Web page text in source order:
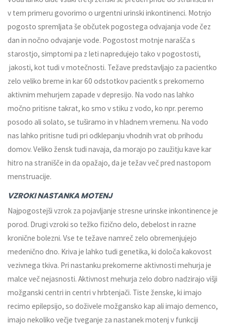
v tem primeru govorimo o urgentni urinski inkontinenci. Motnjo
pogosto spremljata še občutek pogostega odvajanja vode čez
dan in nočno odvajanje vode. Pogostost motnje narašča s
starostjo, simptomi pa z leti napredujejo tako v pogostosti,
jakosti, kot tudi v motečnosti. Težave predstavljajo za pacientko
zelo veliko breme in kar 60 odstotkov pacientk s prekomerno
aktivnim mehurjem zapade v depresijo. Na vodo nas lahko
močno pritisne takrat, ko smo v stiku z vodo, ko npr. peremo
posodo ali solato, se tuširamo in v hladnem vremenu. Na vodo
nas lahko pritisne tudi pri odklepanju vhodnih vrat ob prihodu
domov. Veliko žensk tudi navaja, da morajo po zaužitju kave kar
hitro na stranišče in da opažajo, da je težav več pred nastopom
menstruacije.
VZROKI NASTANKA MOTENJ
Najpogostejši vzrok za pojavljanje stresne urinske inkontinence je
porod. Drugi vzroki so težko fizično delo, debelost in razne
kronične bolezni. Vse te težave namreč zelo obremenjujejo
medenično dno. Kriva je lahko tudi genetika, ki določa kakovost
vezivnega tkiva. Pri nastanku prekomerne aktivnosti mehurja je
malce več nejasnosti. Aktivnost mehurja zelo dobro nadzirajo višji
možganski centri in centri v hrbtenjači. Tiste ženske, ki imajo
recimo epilepsijo, so doživele možgansko kap ali imajo demenco,
imajo nekoliko večje tveganje za nastanek motenj v funkciji